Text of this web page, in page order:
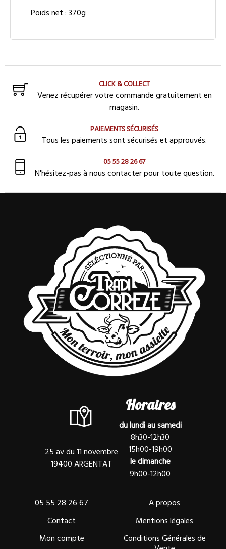
Poids net : 370g
CLICK & COLLECT
Venez récupérer votre commande gratuitement en
magasin.
PAIEMENTS SÉCURISÉS
Tous les paiements sont sécurisés et approuvés.
05 55 28 26 67
N'hésitez-pas à nous contacter pour toute question.
25 av du 11 novembre
19400 ARGENTAT
Horaires
du lundi au samedi
8h30-12h30
15h00-19h00
le dimanche
9h00-12h00
05 55 28 26 67
Contact
Mon compte
A propos
Mentions légales
Conditions Générales de